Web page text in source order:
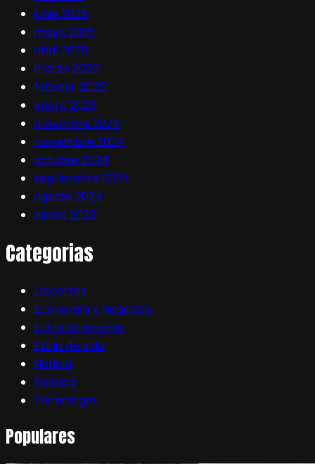
junio 2025
mayo 2025
abril 2025
marzo 2025
febrero 2025
enero 2025
diciembre 2024
noviembre 2024
octubre 2024
septiembre 2024
agosto 2024
enero 2023
Categorias
Deportes
Economía y Negocios
Entretenimiento
Estilo de vida
Noticia
Política
Tecnología
Populares